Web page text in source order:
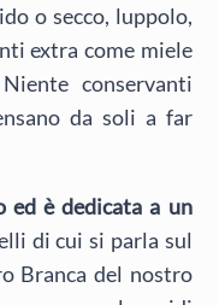
o secco, luppolo,
extra come miele
conservanti
da soli a far
ed è dedicata a un
di cui si parla sul
Branca del nostro